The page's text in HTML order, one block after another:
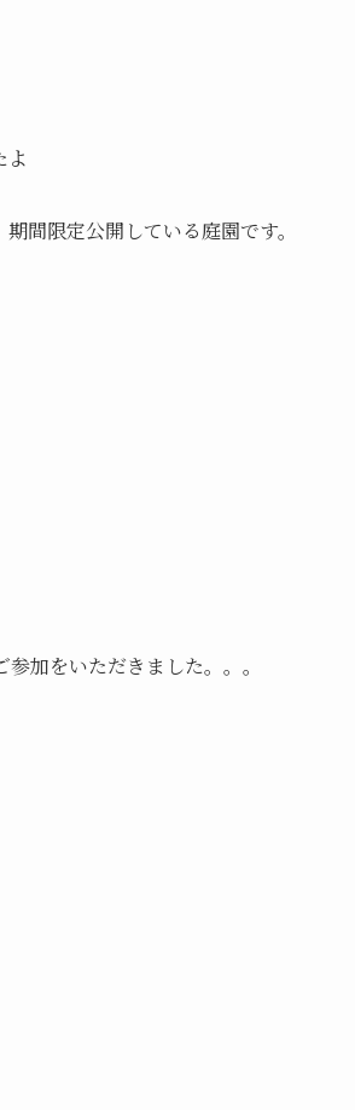
よ
期間限定公開している庭園です。
加をいただきました。。。